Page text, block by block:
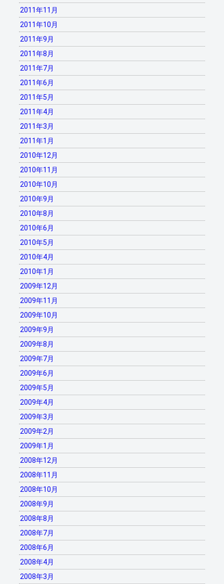
2011年11月
2011年10月
2011年9月
2011年8月
2011年7月
2011年6月
2011年5月
2011年4月
2011年3月
2011年1月
2010年12月
2010年11月
2010年10月
2010年9月
2010年8月
2010年6月
2010年5月
2010年4月
2010年1月
2009年12月
2009年11月
2009年10月
2009年9月
2009年8月
2009年7月
2009年6月
2009年5月
2009年4月
2009年3月
2009年2月
2009年1月
2008年12月
2008年11月
2008年10月
2008年9月
2008年8月
2008年7月
2008年6月
2008年4月
2008年3月